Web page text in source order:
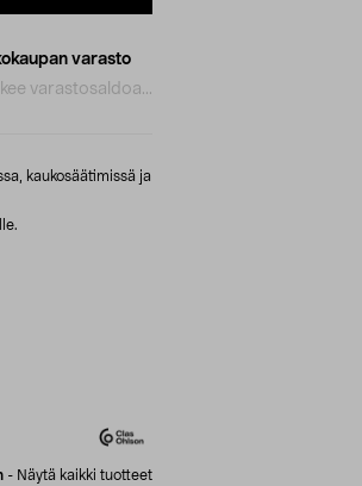
varasto
varastosaldoa...
kaukosäätimissä ja
- Näytä kaikki tuotteet